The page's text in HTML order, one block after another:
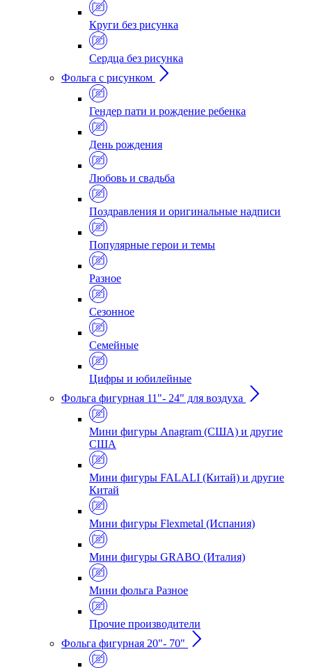
Круги без рисунка
Сердца без рисунка
Фольга с рисунком
Гендер пати и рождение ребенка
День рождения
Любовь и свадьба
Поздравления и оригинальные надписи
Популярные герои и темы
Разное
Сезонное
Семейные
Цифры и юбилейные
Фольга фигурная 11"- 24" для воздуха
Мини фигуры Anagram (США) и другие
США
Мини фигуры FALALI (Китай) и другие
Китай
Мини фигуры Flexmetal (Испания)
Мини фигуры GRABO (Италия)
Мини фольга Разное
Прочие производители
Фольга фигурная 20"- 70"